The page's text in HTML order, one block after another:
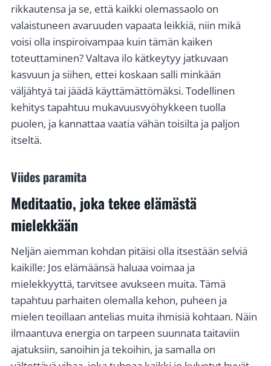
rikkautensa ja se, että kaikki olemassaolo on
valaistuneen avaruuden vapaata leikkiä, niin mikä
voisi olla inspiroivampaa kuin tämän kaiken
toteuttaminen? Valtava ilo kätkeytyy jatkuvaan
kasvuun ja siihen, ettei koskaan salli minkään
väljähtyä tai jäädä käyttämättömäksi. Todellinen
kehitys tapahtuu mukavuusvyöhykkeen tuolla
puolen, ja kannattaa vaatia vähän toisilta ja paljon
itseltä.
Viides paramita
Meditaatio, joka tekee elämästä
mielekkään
Neljän aiemman kohdan pitäisi olla itsestään selviä
kaikille: Jos elämäänsä haluaa voimaa ja
mielekkyyttä, tarvitsee avukseen muita. Tämä
tapahtuu parhaiten olemalla kehon, puheen ja
mielen teoillaan antelias muita ihmisiä kohtaan. Näin
ilmaantuva energia on tarpeen suunnata taitaviin
ajatuksiin, sanoihin ja tekoihin, ja samalla on